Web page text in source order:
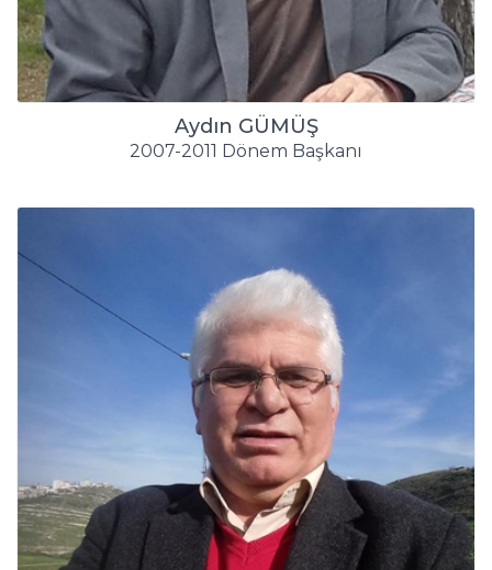
Aydın GÜMÜŞ
2007-2011 Dönem Başkanı